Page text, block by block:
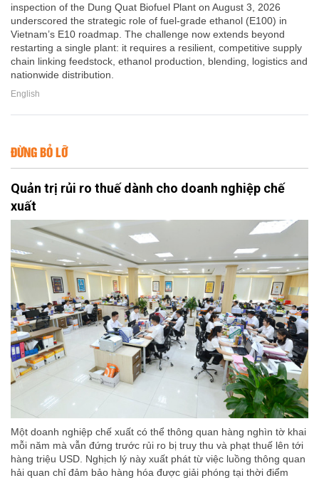
inspection of the Dung Quat Biofuel Plant on August 3, 2026
underscored the strategic role of fuel-grade ethanol (E100) in
Vietnam’s E10 roadmap. The challenge now extends beyond
restarting a single plant: it requires a resilient, competitive supply
chain linking feedstock, ethanol production, blending, logistics and
nationwide distribution.
English
ĐỪNG BỎ LỠ
Quản trị rủi ro thuế dành cho doanh nghiệp chế
xuất
Một doanh nghiệp chế xuất có thể thông quan hàng nghìn tờ khai
mỗi năm mà vẫn đứng trước rủi ro bị truy thu và phạt thuế lên tới
hàng triệu USD. Nghịch lý này xuất phát từ việc luồng thông quan
hải quan chỉ đảm bảo hàng hóa được giải phóng tại thời điểm